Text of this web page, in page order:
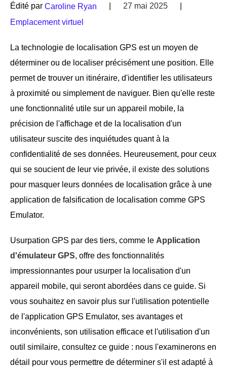
Édité par Caroline Ryan 27 mai 2025
Emplacement virtuel
La technologie de localisation GPS est un moyen de
déterminer ou de localiser précisément une position. Elle
permet de trouver un itinéraire, d'identifier les utilisateurs
à proximité ou simplement de naviguer. Bien qu'elle reste
une fonctionnalité utile sur un appareil mobile, la
précision de l'affichage et de la localisation d'un
utilisateur suscite des inquiétudes quant à la
confidentialité de ses données. Heureusement, pour ceux
qui se soucient de leur vie privée, il existe des solutions
pour masquer leurs données de localisation grâce à une
application de falsification de localisation comme GPS
Emulator.
Usurpation GPS par des tiers, comme le Application
d'émulateur GPS, offre des fonctionnalités
impressionnantes pour usurper la localisation d'un
appareil mobile, qui seront abordées dans ce guide. Si
vous souhaitez en savoir plus sur l'utilisation potentielle
de l'application GPS Emulator, ses avantages et
inconvénients, son utilisation efficace et l'utilisation d'un
outil similaire, consultez ce guide : nous l'examinerons en
détail pour vous permettre de déterminer s'il est adapté à